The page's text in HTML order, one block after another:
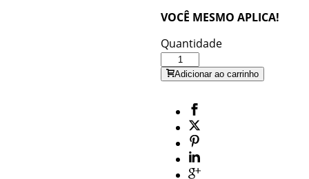
VOCÊ MESMO APLICA!
Quantidade
Adicionar ao carrinho